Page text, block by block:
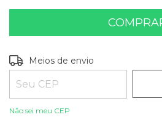
Entregas para o CEP:
Meios de envio
Não sei meu CEP